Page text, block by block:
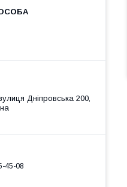
Дніпровська 200,
45-08